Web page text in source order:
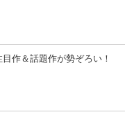
作＆話題作が勢ぞろい！